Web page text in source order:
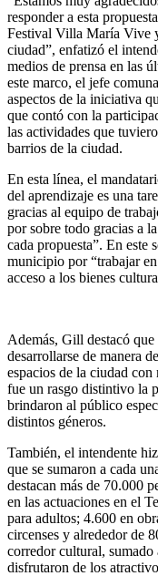
responder a esta
Festival Villa María Vive
ciudad”, enfatizó el
medios de prensa en las
este marco, el jefe
aspectos de la iniciativa
que contó con la
las actividades que
barrios de la ciudad.
En esta línea, el
del aprendizaje es una
gracias al equipo de
por sobre todo gracias a
cada propuesta”. En este
municipio por “trabajar
acceso a los bienes
Además, Gill destacó
desarrollarse de manera
espacios de la ciudad
fue un rasgo distintivo la
brindaron al público
distintos géneros.
También, el intendente
que se sumaron a cada
destacan más de 70.000
en las actuaciones en el
para adultos; 4.600 en
circenses y alrededor de
corredor cultural, sumado
disfrutaron de los